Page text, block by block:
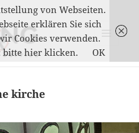
MENÜ
UND
kirche
von Webseiten.
erklären Sie sich
Cookies verwenden.
hier klicken.
OK